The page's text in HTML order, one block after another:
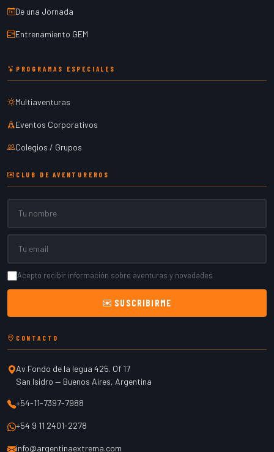
De una Jornada
Entrenamiento GEM
PROGRAMAS ESPECIALES
Multiaventuras
Eventos Corporativos
Colegios / Grupos
CLUB DE AVENTUREROS
Acepto recibir información sobre aventuras y novedades
SUSCRIBIRME
CONTACTO
Av Fondo de la legua 425. Of 17
San Isidro — Buenos Aires, Argentina
+54-11-7397-7988
+54 9 11 2401-2278
info@argentinaextrema.com